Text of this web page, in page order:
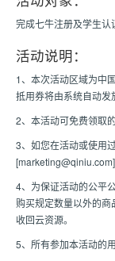
完成七牛注册及学生认
活动说明：
1、本次活动区域为中
抵用券将由系统自动发
2、本活动可免费领取
3、如您在活动或使用
[marketing@qiniu.com]
4、为保证活动的公平
购买规定数量以外的
收回云资源。
5、所有参加本活动的